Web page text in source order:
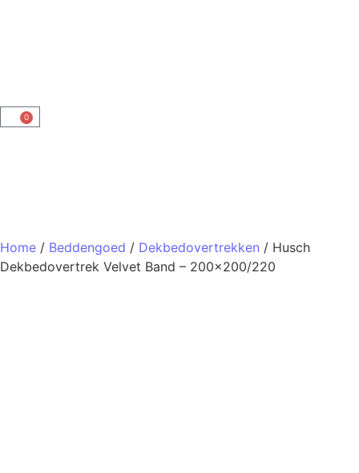
0
Home / Beddengoed / Dekbedovertrekken / Husch
Dekbedovertrek Velvet Band – 200×200/220